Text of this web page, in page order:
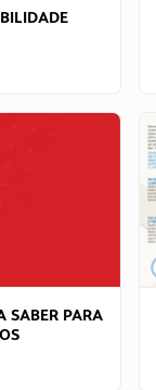
SABER PARA